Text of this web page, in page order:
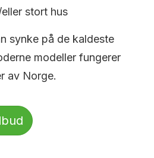
stort hus
synke på de kaldeste
modeller fungerer
av Norge.